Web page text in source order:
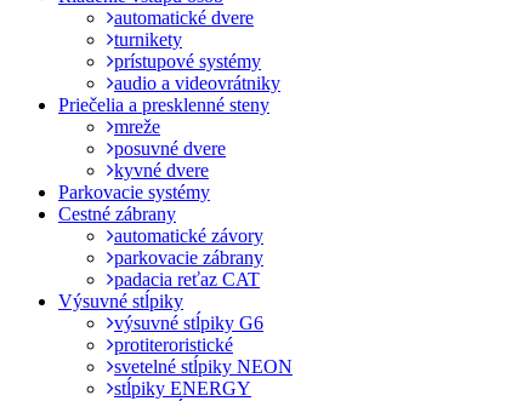
automatické dvere
turnikety
prístupové systémy
audio a videovrátniky
Priečelia a presklenné steny
mreže
posuvné dvere
kyvné dvere
Parkovacie systémy
Cestné zábrany
automatické závory
parkovacie zábrany
padacia reťaz CAT
Výsuvné stĺpiky
výsuvné stĺpiky G6
protiteroristické
svetelné stĺpiky NEON
stĺpiky ENERGY